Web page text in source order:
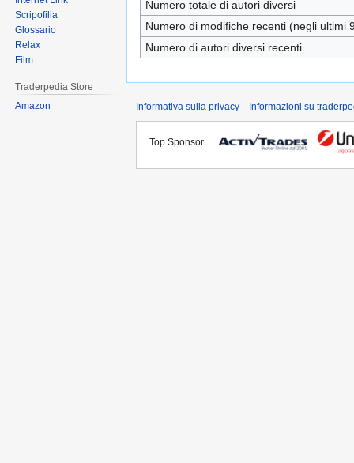
Numero totale di autori diversi
Numero di modifiche recenti (negli ultimi
Numero di autori diversi recenti
Scripofilia
Glossario
Relax
Film
Traderpedia Store
Amazon
Informativa sulla privacy Informazioni su
Top Sponsor